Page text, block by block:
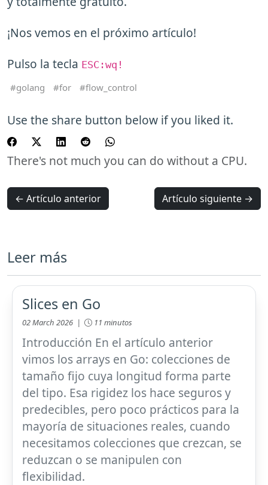
¡Nos vemos en el próximo artículo!
Pulso la tecla ESC:wq!
golang
for flow_control
Use the share button below if you liked it.
There's not much you can do without a CPU.
← Artículo anterior Artículo siguiente →
Leer más
Slices en Go
02 March 2026 | 11 minutos
Introducción En el artículo anterior
vimos los arrays en Go: colecciones de
tamaño fijo cuya longitud forma parte
del tipo. Esa rigidez los hace seguros y
predecibles, pero poco prácticos para la
mayoría de situaciones reales, cuando
necesitamos colecciones que crezcan, se
reduzcan o se manipulen con
flexibilidad.